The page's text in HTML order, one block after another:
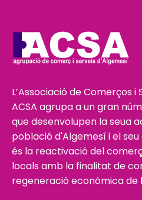
L’Associació de Comerços i
ACSA agrupa a un gran
que desenvolupen la seua
població d'Algemesí i el
és la reactivació del
locals amb la finalitat de
regeneració econòmica de